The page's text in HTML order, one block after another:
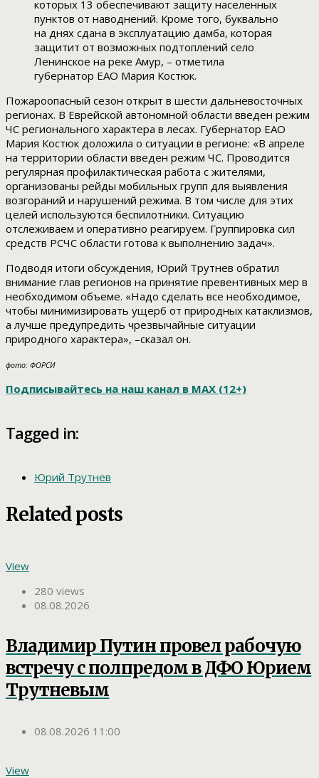
которых 13 обеспечивают защиту населенных
пунктов от наводнений. Кроме того, буквально
на днях сдана в эксплуатацию дамба, которая
защитит от возможных подтоплений село
Ленинское на реке Амур, – отметила
губернатор ЕАО Мария Костюк.
Пожароопасный сезон открыт в шести дальневосточных
регионах. В Еврейской автономной области введен режим
ЧС регионального характера в лесах. Губернатор ЕАО
Мария Костюк доложила о ситуации в регионе: «В апреле
на территории области введен режим ЧС. Проводится
регулярная профилактическая работа с жителями,
организованы рейды мобильных групп для выявления
возгораний и нарушений режима. В том числе для этих
целей используются беспилотники. Ситуацию
отслеживаем и оперативно реагируем. Группировка сил
средств РСЧС области готова к выполнению задач».
Подводя итоги обсуждения, Юрий Трутнев обратил
внимание глав регионов на принятие превентивных мер в
необходимом объеме. «Надо сделать все необходимое,
чтобы минимизировать ущерб от природных катаклизмов,
а лучше предупредить чрезвычайные ситуации
природного характера», –сказал он.
фото: ФОРСИ
Подписывайтесь на наш канал в МАХ (12+)
Tagged in:
Юрий Трутнев
Related posts
View
280 views
08.08.2026
Владимир Путин провел рабочую
встречу с полпредом в ДФО Юрием
Трутневым
08.08.2026 11:00
View